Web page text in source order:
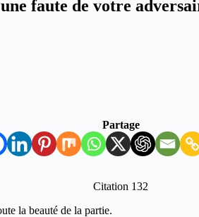
faute de votre
Partage
Citation 132
la beauté de la partie.